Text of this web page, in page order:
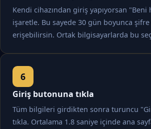
Kendi cihazından giriş yapıyorsan
işaretle. Bu sayede 30 gün boyunca
erişebilirsin. Ortak bilgisayarlarda bu
Giriş butonuna tıkla
Tüm bilgileri girdikten sonra turuncu
tıkla. Ortalama 1.8 saniye içinde ana